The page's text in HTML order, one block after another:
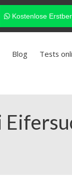
Kostenlose
Blog Tests